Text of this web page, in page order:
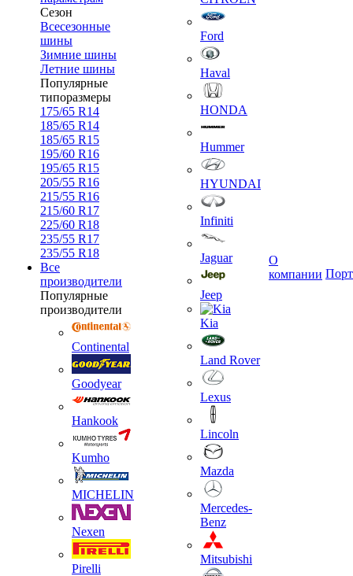
Сезон
Всесезонные
шины
Зимние шины
Летние шины
Популярные
типоразмеры
175/65 R14
185/65 R14
185/65 R15
195/60 R16
195/65 R15
205/55 R16
215/55 R16
215/60 R17
225/60 R18
235/55 R17
235/55 R18
Все
производители
Популярные
производители
Continental
Goodyear
Hankook
Kumho
MICHELIN
Nexen
Pirelli
Ford
Haval
HONDA
Hummer
HYUNDAI
Infiniti
Jaguar
Jeep
Kia
Land Rover
Lexus
Lincoln
Mazda
Mercedes-
Benz
Mitsubishi
О
компании